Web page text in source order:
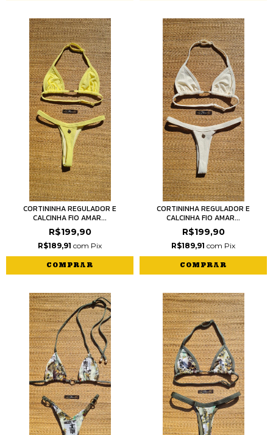
CORTININHA REGULADOR E
CALCINHA FIO AMAR...
R$199,90
R$189,91 com Pix
COMPRAR
CORTININHA REGULADOR E
CALCINHA FIO AMAR...
R$199,90
R$189,91 com Pix
COMPRAR